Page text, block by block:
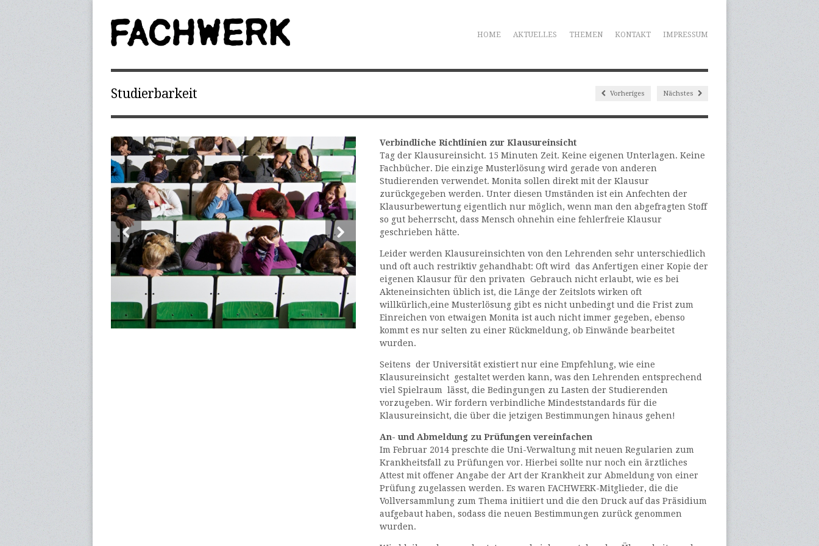
HOME AKTUELLES THEMEN KONTAKT IMPRESSUM
Studierbarkeit Vorheriges Nächstes
Verbindliche Richtlinien zur Klausureinsicht
Tag der Klausureinsicht. 15 Minuten Zeit. Keine eigenen Unterlagen. Keine
Fachbücher. Die einzige Musterlösung wird gerade von anderen
Studierenden verwendet. Monita sollen direkt mit der Klausur
zurückgegeben werden. Unter diesen Umständen ist ein Anfechten der
Klausurbewertung eigentlich nur möglich, wenn man den abgefragten Stoff
so gut beherrscht, dass Mensch ohnehin eine fehlerfreie Klausur
geschrieben hätte.
Leider werden Klausureinsichten von den Lehrenden sehr unterschiedlich
und oft auch restriktiv gehandhabt: Oft wird das Anfertigen einer Kopie der
eigenen Klausur für den privaten Gebrauch nicht erlaubt, wie es bei
Akteneinsichten üblich ist, die Länge der Zeitslots wirken oft
willkürlich,eine Musterlösung gibt es nicht unbedingt und die Frist zum
Einreichen von etwaigen Monita ist auch nicht immer gegeben, ebenso
kommt es nur selten zu einer Rückmeldung, ob Einwände bearbeitet
wurden.
Seitens der Universität existiert nur eine Empfehlung, wie eine
Klausureinsicht gestaltet werden kann, was den Lehrenden entsprechend
viel Spielraum lässt, die Bedingungen zu Lasten der Studierenden
vorzugeben. Wir fordern verbindliche Mindeststandards für die
Klausureinsicht, die über die jetzigen Bestimmungen hinaus gehen!
An- und Abmeldung zu Prüfungen vereinfachen
Im Februar 2014 preschte die Uni-Verwaltung mit neuen Regularien zum
Krankheitsfall zu Prüfungen vor. Hierbei sollte nur noch ein ärztliches
Attest mit offener Angabe der Art der Krankheit zur Abmeldung von einer
Prüfung zugelassen werden. Es waren FACHWERK-Mitglieder, die die
Vollversammlung zum Thema initiiert und die den Druck auf das Präsidium
aufgebaut haben, sodass die neuen Bestimmungen zurück genommen
wurden.